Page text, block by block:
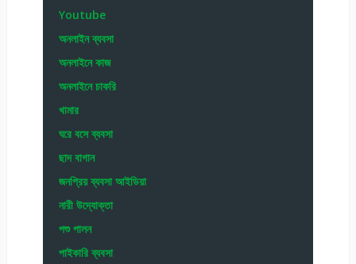
Youtube
অনলাইন ব্যবসা
অনলাইনে কাজ
অনলাইনে চাকরি
খামার
ঘরে বসে ব্যবসা
ছাদ বাগান
জনপ্রিয় ব্যবসা আইডিয়া
নারী উদ্যোক্তা
পশু পালন
পাইকারি ব্যবসা